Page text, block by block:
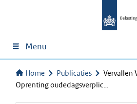
Menu
Home Publicaties
Vervallen
Oprenting oudedagsverplic…